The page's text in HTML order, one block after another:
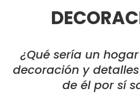
¿Qué sería un
decoración y
de él por sí